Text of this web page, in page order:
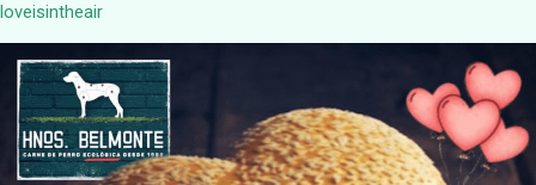
loveisintheair